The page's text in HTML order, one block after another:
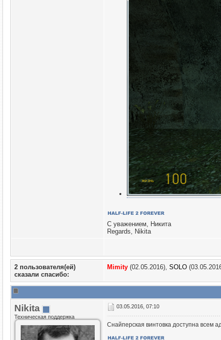
С уважением, Никита
Regards, Nikita
2 пользователя(ей)
сказали cпасибо:
Mimity (02.05.2016), SOLO
Nikita
Техническая поддержка
03.05.2016, 07:10
Снайперская винтовка доступна всем